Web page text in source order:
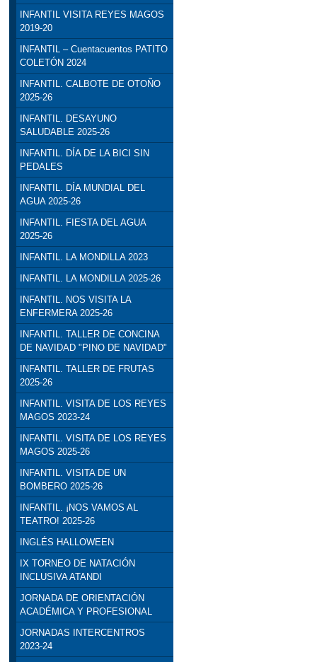
INFANTIL VISITA REYES MAGOS
2019-20
INFANTIL – Cuentacuentos PATITO
COLETÓN 2024
INFANTIL. CALBOTE DE OTOÑO
2025-26
INFANTIL. DESAYUNO
SALUDABLE 2025-26
INFANTIL. DÍA DE LA BICI SIN
PEDALES
INFANTIL. DÍA MUNDIAL DEL
AGUA 2025-26
INFANTIL. FIESTA DEL AGUA
2025-26
INFANTIL. LA MONDILLA 2023
INFANTIL. LA MONDILLA 2025-26
INFANTIL. NOS VISITA LA
ENFERMERA 2025-26
INFANTIL. TALLER DE CONCINA
DE NAVIDAD "PINO DE NAVIDAD"
INFANTIL. TALLER DE FRUTAS
2025-26
INFANTIL. VISITA DE LOS REYES
MAGOS 2023-24
INFANTIL. VISITA DE LOS REYES
MAGOS 2025-26
INFANTIL. VISITA DE UN
BOMBERO 2025-26
INFANTIL. ¡NOS VAMOS AL
TEATRO! 2025-26
INGLÉS HALLOWEEN
IX TORNEO DE NATACIÓN
INCLUSIVA ATANDI
JORNADA DE ORIENTACIÓN
ACADÉMICA Y PROFESIONAL
JORNADAS INTERCENTROS
2023-24